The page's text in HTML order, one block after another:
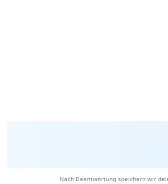
Nach Beantwortung speichern wir